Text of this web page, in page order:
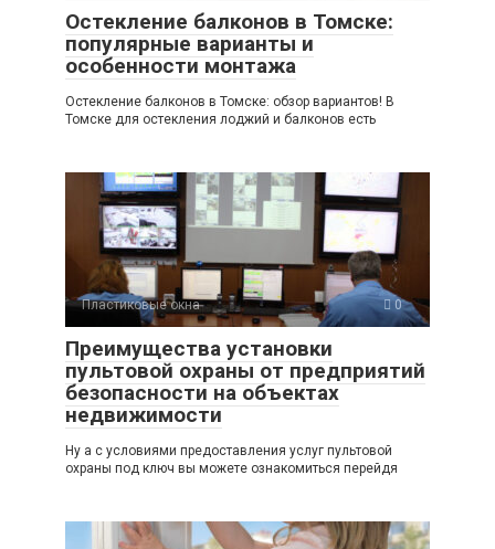
Остекление балконов в Томске:
популярные варианты и
особенности монтажа
Остекление балконов в Томске: обзор вариантов! В
Томске для остекления лоджий и балконов есть
Пластиковые окна 0
Преимущества установки
пультовой охраны от предприятий
безопасности на объектах
недвижимости
Ну а с условиями предоставления услуг пультовой
охраны под ключ вы можете ознакомиться перейдя